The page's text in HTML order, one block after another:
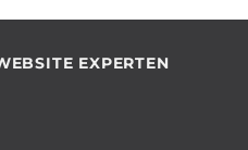
EXPERTEN